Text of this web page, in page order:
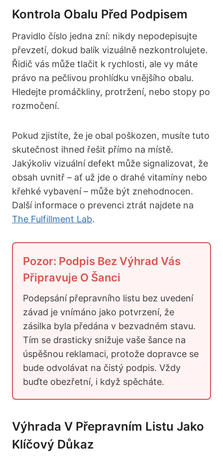
Kontrola Obalu Před Podpisem
Pravidlo číslo jedna zní: nikdy nepodepisujte
převzetí, dokud balík vizuálně nezkontrolujete.
Řidič vás může tlačit k rychlosti, ale vy máte
právo na pečlivou prohlídku vnějšího obalu.
Hledejte promáčkliny, protržení, nebo stopy po
rozmočení.
Pokud zjistíte, že je obal poškozen, musíte tuto
skutečnost ihned řešit přímo na místě.
Jakýkoliv vizuální defekt může signalizovat, že
obsah uvnitř – ať už jde o drahé vitamíny nebo
křehké vybavení – může být znehodnocen.
Další informace o prevenci ztrát najdete na
The Fulfillment Lab.
Pozor: Podpis Bez Výhrad Vás
Připravuje O Šanci
Podepsání přepravního listu bez uvedení
závad je vnímáno jako potvrzení, že
zásilka byla předána v bezvadném stavu.
Tím se drasticky snižuje vaše šance na
úspěšnou reklamaci, protože dopravce se
bude odvolávat na čistý podpis. Vždy
buďte obezřetní, i když spěcháte.
Výhrada V Přepravním Listu Jako
Klíčový Důkaz